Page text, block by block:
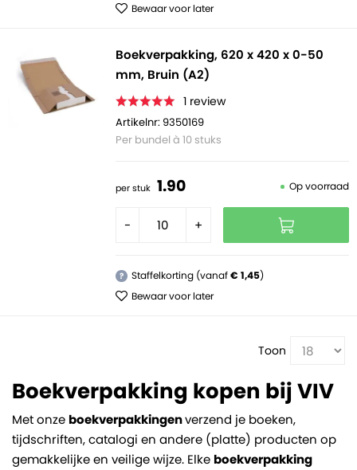
Bewaar voor later
Boekverpakking, 620 x 420 x 0-50
mm, Bruin (A2)
1 review
Artikelnr: 9350169
Per bundel à 10 stuks
per stuk 1.90 Op voorraad
- +
? Staffelkorting (vanaf€ 1,45)
Bewaar voor later
Toon
Boekverpakking kopen bij VIV
Met onze boekverpakkingenverzend je boeken,
tijdschriften, catalogi en andere (platte) producten op
gemakkelijke en veilige wijze. Elke boekverpakking